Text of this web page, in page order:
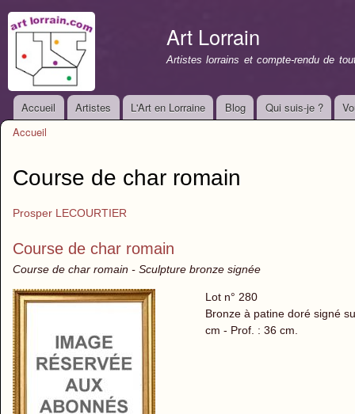
Art Lorrain
Artistes lorrains et compte-rendu de
Menu principal
Accueil Artistes L'Art en Lorraine Blog Qui suis-je ?
Accueil
Course de char romain
Prosper LECOURTIER
Course de char romain
Course de char romain - Sculpture bronze signée
Lot n° 280
Bronze à patine doré signé
cm - Prof. : 36 cm.